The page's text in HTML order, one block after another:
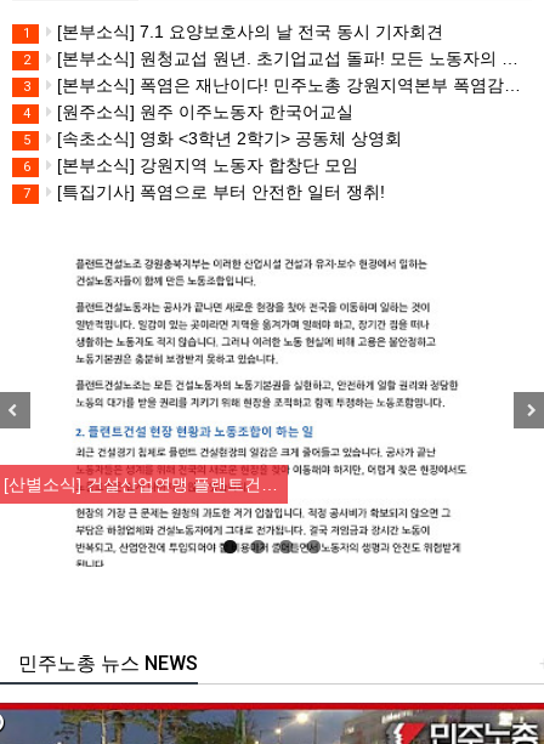
1 [본부소식] 7.1 요양보호사의 날 전국 동시 기자회견
2 [본부소식] 원청교섭 원년. 초기업교섭 돌파! 모든 노동자의 노동기본권 쟁취! 민주노총 7.15 총파업대회
3 [본부소식] 폭염은 재난이다! 민주노총 강원지역본부 폭염감시단 선포 기자회견
4 [원주소식] 원주 이주노동자 한국어교실
5 [속초소식] 영화 <3학년 2학기> 공동체 상영회
6 [본부소식] 강원지역 노동자 합창단 모임
7 [특집기사] 폭염으로 부터 안전한 일터 쟁취!
[산별소식] 건설산업연맹 플랜트건…
주노총 뉴스 NEWS